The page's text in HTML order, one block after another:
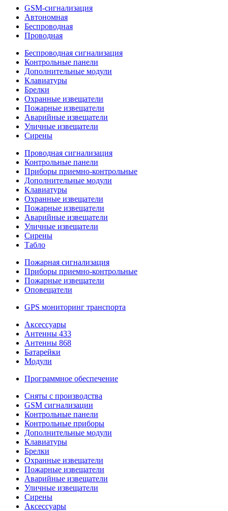
GSM-сигнализация
Автономная
Беспроводная
Проводная
Беспроводная сигнализация
Контрольные панели
Дополнительные модули
Клавиатуры
Брелки
Охранные извещатели
Пожарные извещатели
Аварийные извещатели
Уличные извещатели
Сирены
Проводная сигнализация
Контрольные панели
Приборы приемно-контрольные
Дополнительные модули
Клавиатуры
Охранные извещатели
Пожарные извещатели
Аварийные извещатели
Уличные извещатели
Сирены
Табло
Пожарная сигнализация
Приборы приемно-контрольные
Пожарные извещатели
Оповещатели
GPS мониторинг транспорта
Аксессуары
Антенны 433
Антенны 868
Батарейки
Модули
Программное обеспечение
Сняты с производства
GSM сигнализации
Контрольные панели
Контрольные приборы
Дополнительные модули
Клавиатуры
Брелки
Охранные извещатели
Пожарные извещатели
Аварийные извещатели
Уличные извещатели
Сирены
Аксессуары